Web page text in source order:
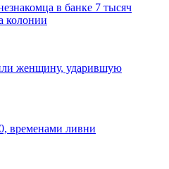
в банке 7 тысяч
колонии
женщину, ударившую
временами ливни